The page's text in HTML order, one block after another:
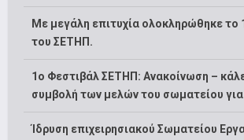
Με μεγάλη επιτυχία ολοκληρώθηκε το
του ΣΕΤΗΠ.
1o Φεστιβάλ ΣΕΤΗΠ: Ανακοίνωση –
συμβολή των μελών του σωματείου
Ίδρυση επιχειρησιακού Σωματείου